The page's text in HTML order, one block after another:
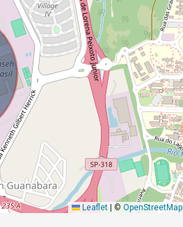
Leaflet © OpenStreetMap